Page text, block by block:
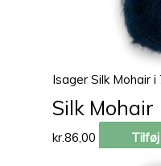
Isager Silk Mohair
Silk Mohair
kr.86,00